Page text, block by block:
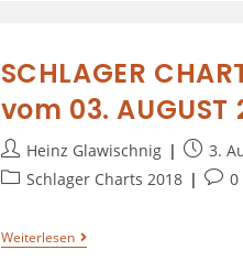
SCHLAGER
vom 03. AUGUST
Heinz Glawischnig
3.
Schlager Charts 2018
0
Weiterlesen